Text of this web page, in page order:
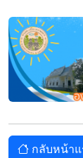
กลับหน้า